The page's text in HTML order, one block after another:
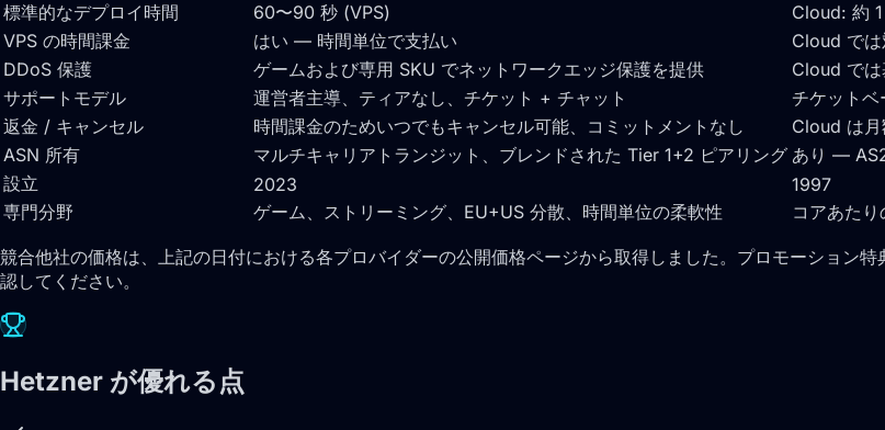
標準的なデプロイ時間
60〜90 秒 (VPS)
Cloud: 約
VPS の時間課金
はい — 時間単位で支払い
Cloud で
DDoS 保護
ゲームおよび専用 SKU でネットワークエッジ保護を提供
Cloud では
サポートモデル
運営者主導、ティアなし、チケット + チャット
チケットベ
返金 / キャンセル
時間課金のためいつでもキャンセル可能、コミットメントなし
Cloud は月
ASN 所有
マルチキャリアトランジット、ブレンドされた Tier 1+2 ピアリング あり —
設立
2023
1997
専門分野
ゲーム、ストリーミング、EU+US 分散、時間単位の柔軟性 コアあた
競合他社の価格は、上記の日付における各プロバイダーの公開価格ページから取得しました。プロモーション
認してください。
Hetzner が優れる点